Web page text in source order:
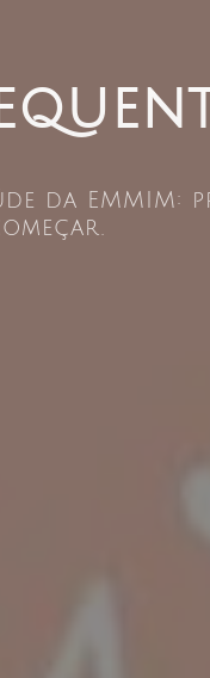
da EMMIM: